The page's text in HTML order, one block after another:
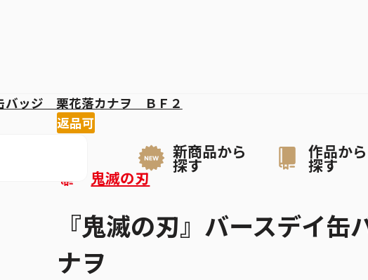
新商品から
探す
作品から
探す
バッジ 栗花落カナヲ ＢＦ２
返品可
鬼滅の刃
『鬼滅の刃』バースデイ
ナヲ